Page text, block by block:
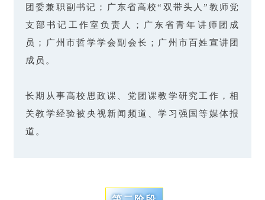
团委兼职副书记；广东省高校“双带头人”教师党
支部书记工作室负责人；广东省青年讲师团成
员；广州市哲学学会副会长；广州市百姓宣讲团
成员。
长期从事高校思政课、党团课教学研究工作，相
关教学经验被央视新闻频道、学习强国等媒体报
道。